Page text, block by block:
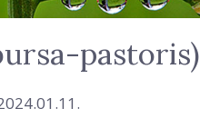
pastoris)